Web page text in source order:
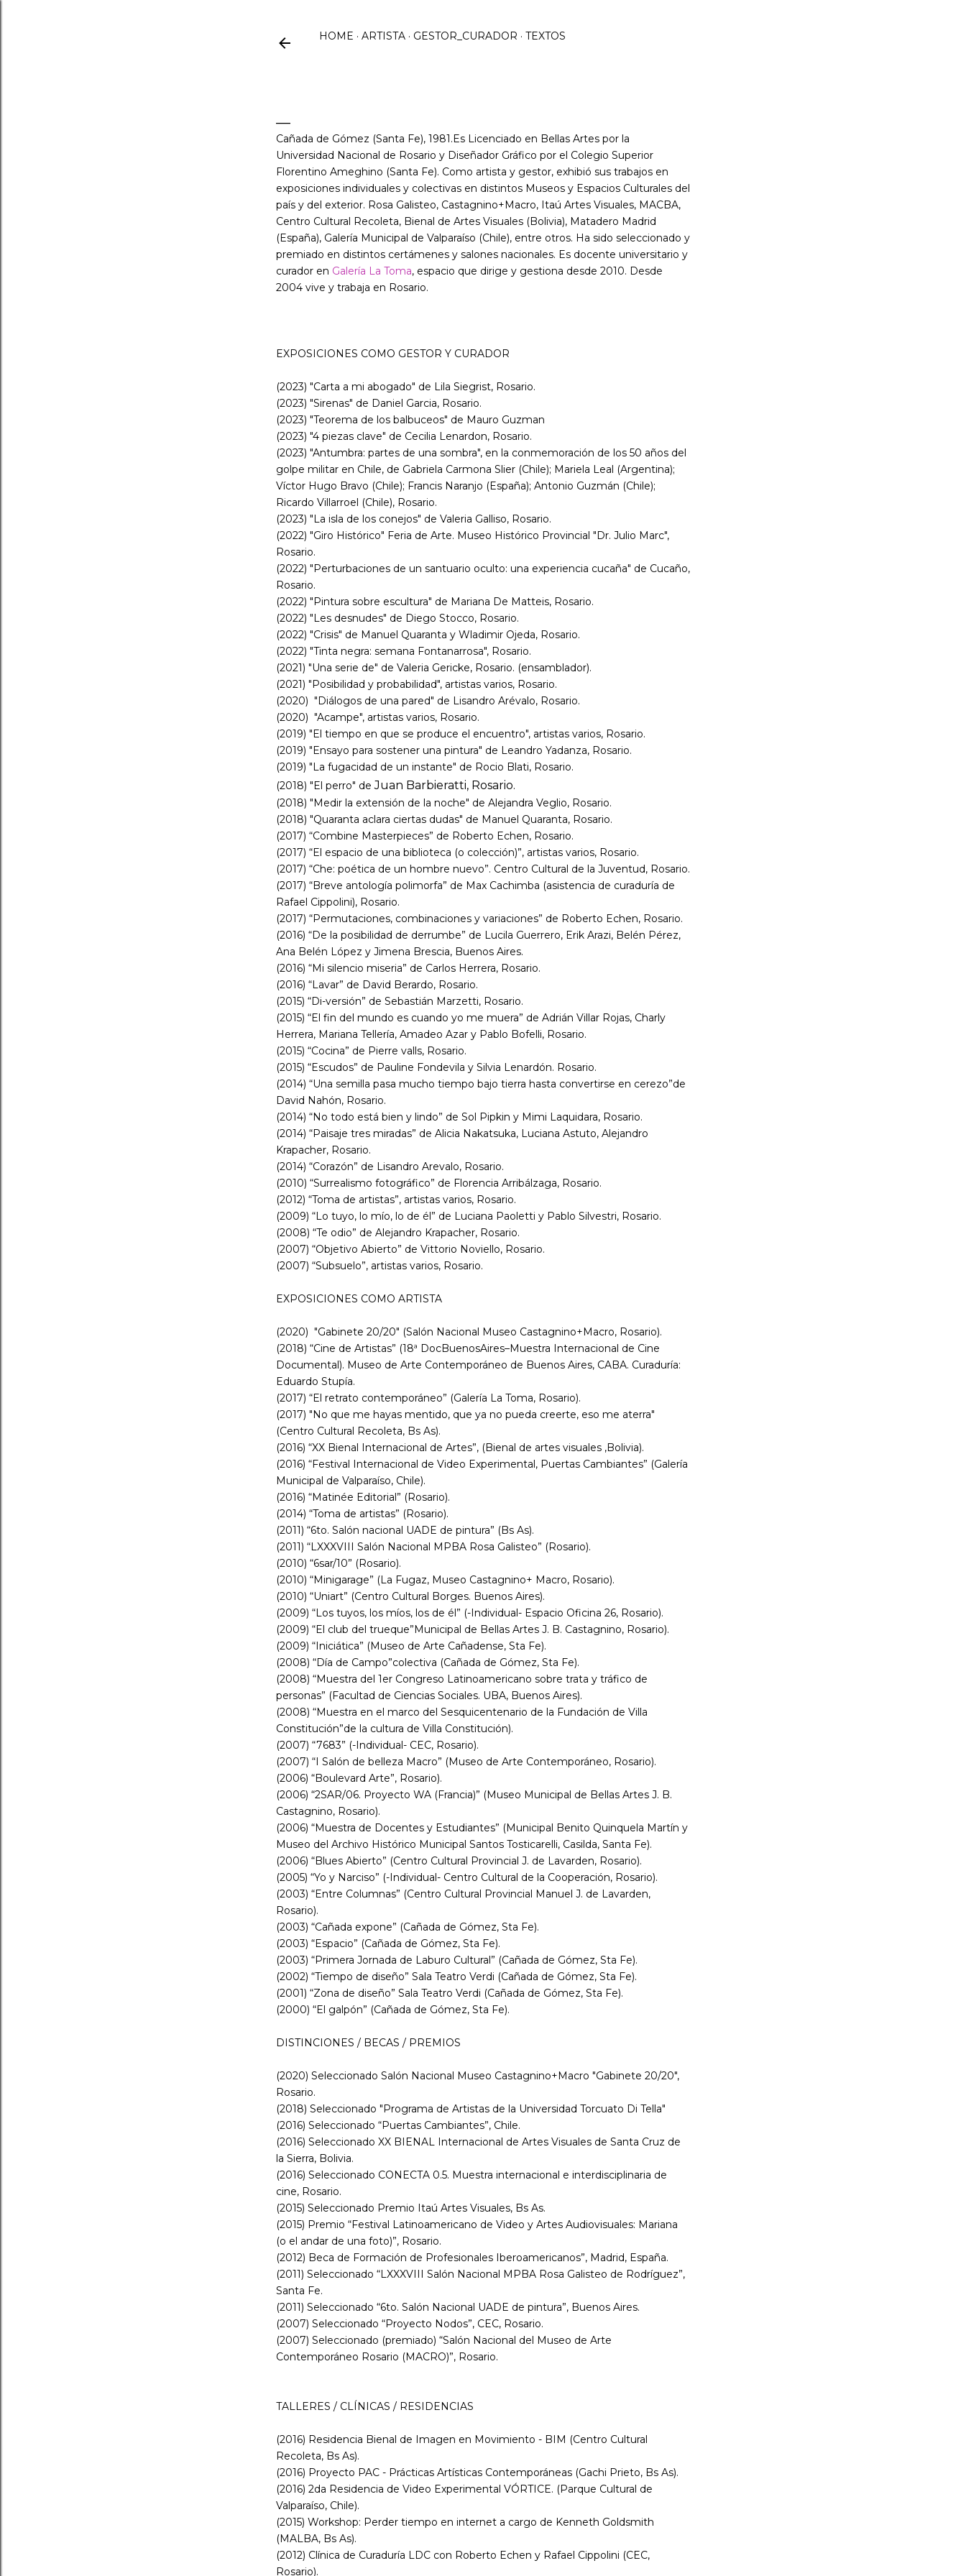
HOME ARTISTA GESTOR_CURADOR TEXTOS
Cañada de Gómez (Santa Fe), 1981.Es Licenciado en Bellas Artes por la
Universidad Nacional de Rosario y Diseñador Gráfico por el Colegio Superior
Florentino Ameghino (Santa Fe). Como artista y gestor, exhibió sus trabajos en
exposiciones individuales y colectivas en distintos Museos y Espacios Culturales del
país y del exterior. Rosa Galisteo, Castagnino+Macro, Itaú Artes Visuales, MACBA,
Centro Cultural Recoleta, Bienal de Artes Visuales (Bolivia), Matadero Madrid
(España), Galería Municipal de Valparaíso (Chile), entre otros. Ha sido seleccionado y
premiado en distintos certámenes y salones nacionales. Es docente universitario y
curador en Galería La Toma, espacio que dirige y gestiona desde 2010. Desde
2004 vive y trabaja en Rosario.
EXPOSICIONES COMO GESTOR Y CURADOR
(2023) "Carta a mi abogado" de Lila Siegrist, Rosario.
(2023) "Sirenas" de Daniel Garcia, Rosario.
(2023) "Teorema de los balbuceos" de Mauro Guzman
(2023) "4 piezas clave" de Cecilia Lenardon, Rosario.
(2023) "Antumbra: partes de una sombra", en la conmemoración de los 50 años del
golpe militar en Chile, de Gabriela Carmona Slier (Chile); Mariela Leal (Argentina);
Víctor Hugo Bravo (Chile); Francis Naranjo (España); Antonio Guzmán (Chile);
Ricardo Villarroel (Chile), Rosario.
(2023) "La isla de los conejos" de Valeria Galliso, Rosario.
(2022) "Giro Histórico" Feria de Arte. Museo Histórico Provincial "Dr. Julio Marc",
Rosario.
(2022) "Perturbaciones de un santuario oculto: una experiencia cucaña" de Cucaño,
Rosario.
(2022) "Pintura sobre escultura" de Mariana De Matteis, Rosario.
(2022) "Les desnudes" de Diego Stocco, Rosario.
(2022) "Crisis" de Manuel Quaranta y Wladimir Ojeda, Rosario.
(2022) "Tinta negra: semana Fontanarrosa", Rosario.
(2021) "Una serie de" de Valeria Gericke, Rosario. (ensamblador).
(2021) "Posibilidad y probabilidad", artistas varios, Rosario.
(2020) "Diálogos de una pared" de Lisandro Arévalo, Rosario.
(2020) "Acampe", artistas varios, Rosario.
(2019) "El tiempo en que se produce el encuentro", artistas varios, Rosario.
(2019) "Ensayo para sostener una pintura" de Leandro Yadanza, Rosario.
(2019) "La fugacidad de un instante" de Rocio Blati, Rosario.
(2018) "El perro" deJuan Barbieratti, Rosario.
(2018) "Medir la extensión de la noche" de Alejandra Veglio, Rosario.
(2018) "Quaranta aclara ciertas dudas" de Manuel Quaranta, Rosario.
(2017) “Combine Masterpieces” de Roberto Echen, Rosario.
(2017) “El espacio de una biblioteca (o colección)”, artistas varios, Rosario.
(2017) “Che: poética de un hombre nuevo”. Centro Cultural de la Juventud, Rosario.
(2017) “Breve antología polimorfa” de Max Cachimba (asistencia de curaduría de
Rafael Cippolini), Rosario.
(2017) “Permutaciones, combinaciones y variaciones” de Roberto Echen, Rosario.
(2016) “De la posibilidad de derrumbe” de Lucila Guerrero, Erik Arazi, Belén Pérez,
Ana Belén López y Jimena Brescia, Buenos Aires.
(2016) “Mi silencio miseria” de Carlos Herrera, Rosario.
(2016) “Lavar” de David Berardo, Rosario.
(2015) “Di-versión” de Sebastián Marzetti, Rosario.
(2015) “El fin del mundo es cuando yo me muera” de Adrián Villar Rojas, Charly
Herrera, Mariana Tellería, Amadeo Azar y Pablo Bofelli, Rosario.
(2015) “Cocina” de Pierre valls, Rosario.
(2015) “Escudos” de Pauline Fondevila y Silvia Lenardón. Rosario.
(2014) “Una semilla pasa mucho tiempo bajo tierra hasta convertirse en cerezo”de
David Nahón, Rosario.
(2014) “No todo está bien y lindo” de Sol Pipkin y Mimi Laquidara, Rosario.
(2014) “Paisaje tres miradas” de Alicia Nakatsuka, Luciana Astuto, Alejandro
Krapacher, Rosario.
(2014) “Corazón” de Lisandro Arevalo, Rosario.
(2010) “Surrealismo fotográfico” de Florencia Arribálzaga, Rosario.
(2012) “Toma de artistas”, artistas varios, Rosario.
(2009) “Lo tuyo, lo mío, lo de él” de Luciana Paoletti y Pablo Silvestri, Rosario.
(2008) “Te odio” de Alejandro Krapacher, Rosario.
(2007) “Objetivo Abierto” de Vittorio Noviello, Rosario.
(2007) “Subsuelo”, artistas varios, Rosario.
EXPOSICIONES COMO ARTISTA
(2020) "Gabinete 20/20" (Salón Nacional Museo Castagnino+Macro, Rosario).
(2018) “Cine de Artistas” (18ª DocBuenosAires–Muestra Internacional de Cine
Documental). Museo de Arte Contemporáneo de Buenos Aires, CABA. Curaduría:
Eduardo Stupía.
(2017) “El retrato contemporáneo” (Galería La Toma, Rosario).
(2017) "No que me hayas mentido, que ya no pueda creerte, eso me aterra"
(Centro Cultural Recoleta, Bs As).
(2016) “XX Bienal Internacional de Artes”, (Bienal de artes visuales ,Bolivia).
(2016) “Festival Internacional de Video Experimental, Puertas Cambiantes” (Galería
Municipal de Valparaíso, Chile).
(2016) “Matinée Editorial” (Rosario).
(2014) “Toma de artistas” (Rosario).
(2011) “6to. Salón nacional UADE de pintura” (Bs As).
(2011) “LXXXVIII Salón Nacional MPBA Rosa Galisteo” (Rosario).
(2010) “6sar/10” (Rosario).
(2010) “Minigarage” (La Fugaz, Museo Castagnino+ Macro, Rosario).
(2010) “Uniart” (Centro Cultural Borges. Buenos Aires).
(2009) “Los tuyos, los míos, los de él” (-Individual- Espacio Oficina 26, Rosario).
(2009) “El club del trueque”Municipal de Bellas Artes J. B. Castagnino, Rosario).
(2009) “Iniciática” (Museo de Arte Cañadense, Sta Fe).
(2008) “Día de Campo”colectiva (Cañada de Gómez, Sta Fe).
(2008) “Muestra del 1er Congreso Latinoamericano sobre trata y tráfico de
personas” (Facultad de Ciencias Sociales. UBA, Buenos Aires).
(2008) “Muestra en el marco del Sesquicentenario de la Fundación de Villa
Constitución”de la cultura de Villa Constitución).
(2007) “7683” (-Individual- CEC, Rosario).
(2007) “I Salón de belleza Macro” (Museo de Arte Contemporáneo, Rosario).
(2006) “Boulevard Arte”, Rosario).
(2006) “2SAR/06. Proyecto WA (Francia)” (Museo Municipal de Bellas Artes J. B.
Castagnino, Rosario).
(2006) “Muestra de Docentes y Estudiantes” (Municipal Benito Quinquela Martín y
Museo del Archivo Histórico Municipal Santos Tosticarelli, Casilda, Santa Fe).
(2006) “Blues Abierto” (Centro Cultural Provincial J. de Lavarden, Rosario).
(2005) “Yo y Narciso” (-Individual- Centro Cultural de la Cooperación, Rosario).
(2003) “Entre Columnas” (Centro Cultural Provincial Manuel J. de Lavarden,
Rosario).
(2003) “Cañada expone” (Cañada de Gómez, Sta Fe).
(2003) “Espacio” (Cañada de Gómez, Sta Fe).
(2003) “Primera Jornada de Laburo Cultural” (Cañada de Gómez, Sta Fe).
(2002) “Tiempo de diseño” Sala Teatro Verdi (Cañada de Gómez, Sta Fe).
(2001) “Zona de diseño” Sala Teatro Verdi (Cañada de Gómez, Sta Fe).
(2000) “El galpón” (Cañada de Gómez, Sta Fe).
DISTINCIONES / BECAS / PREMIOS
(2020) Seleccionado Salón Nacional Museo Castagnino+Macro "Gabinete 20/20",
Rosario.
(2018) Seleccionado "Programa de Artistas de la Universidad Torcuato Di Tella"
(2016) Seleccionado “Puertas Cambiantes”, Chile.
(2016) Seleccionado XX BIENAL Internacional de Artes Visuales de Santa Cruz de
la Sierra, Bolivia.
(2016) Seleccionado CONECTA 0.5. Muestra internacional e interdisciplinaria de
cine, Rosario.
(2015) Seleccionado Premio Itaú Artes Visuales, Bs As.
(2015) Premio “Festival Latinoamericano de Video y Artes Audiovisuales: Mariana
(o el andar de una foto)”, Rosario.
(2012) Beca de Formación de Profesionales Iberoamericanos”, Madrid, España.
(2011) Seleccionado “LXXXVIII Salón Nacional MPBA Rosa Galisteo de Rodríguez”,
Santa Fe.
(2011) Seleccionado “6to. Salón Nacional UADE de pintura”, Buenos Aires.
(2007) Seleccionado “Proyecto Nodos”, CEC, Rosario.
(2007) Seleccionado (premiado) “Salón Nacional del Museo de Arte
Contemporáneo Rosario (MACRO)”, Rosario.
TALLERES / CLÍNICAS / RESIDENCIAS
(2016) Residencia Bienal de Imagen en Movimiento - BIM (Centro Cultural
Recoleta, Bs As).
(2016) Proyecto PAC - Prácticas Artísticas Contemporáneas (Gachi Prieto, Bs As).
(2016) 2da Residencia de Video Experimental VÓRTICE. (Parque Cultural de
Valparaíso, Chile).
(2015) Workshop: Perder tiempo en internet a cargo de Kenneth Goldsmith
(MALBA, Bs As).
(2012) Clínica de Curaduría LDC con Roberto Echen y Rafael Cippolini (CEC,
Rosario).